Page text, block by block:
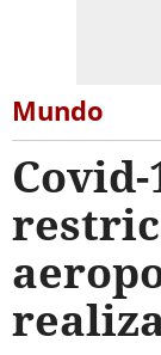
Mundo
Covid-